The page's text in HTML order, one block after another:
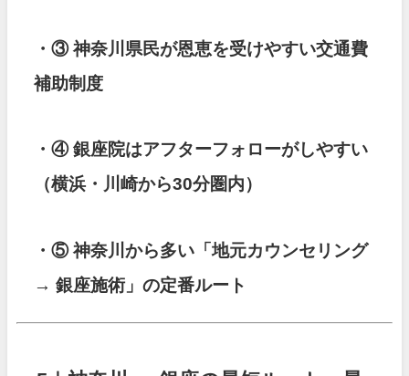
・③ 神奈川県民が恩恵を受けやすい交通費
補助制度
・④ 銀座院はアフターフォローがしやすい
（横浜・川崎から30分圏内）
・⑤ 神奈川から多い「地元カウンセリング
→ 銀座施術」の定番ルート